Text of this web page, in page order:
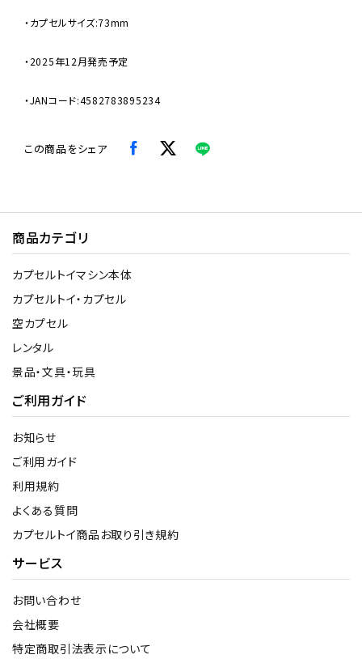
・カプセルサイズ:73mm
・2025年12月発売予定
・JANコード:4582783895234
この商品をシェア
商品カテゴリ
カプセルトイマシン本体
カプセルトイ・カプセル
空カプセル
レンタル
景品・文具・玩具
ご利用ガイド
お知らせ
ご利用ガイド
利用規約
よくある質問
カプセルトイ商品お取り引き規約
サービス
お問い合わせ
会社概要
特定商取引法表示について